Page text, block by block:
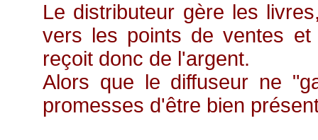
Le distributeur gère les
vers les points de ventes
reçoit donc de l'argent.
Alors que le diffuseur ne
promesses d'être bien